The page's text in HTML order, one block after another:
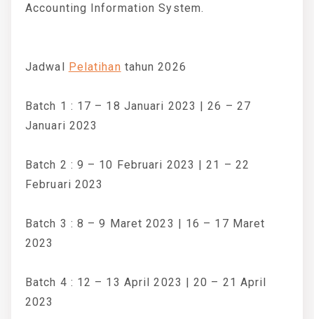
Accounting Information System.
Jadwal Pelatihan tahun 2026
Batch 1 : 17 – 18 Januari 2023 | 26 – 27
Januari 2023
Batch 2 : 9 – 10 Februari 2023 | 21 – 22
Februari 2023
Batch 3 : 8 – 9 Maret 2023 | 16 – 17 Maret
2023
Batch 4 : 12 – 13 April 2023 | 20 – 21 April
2023